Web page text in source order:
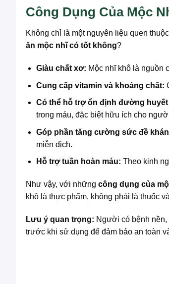
Công Dụng Của Mộc
Không chỉ là một nguyên liệu quen
ăn mộc nhĩ có tốt không?
Giàu chất xơ: Mộc nhĩ khô là nguồn
Cung cấp vitamin và khoáng chất:
Có thể hỗ trợ ổn định đường
trong máu, đặc biệt hữu ích cho
Góp phần tăng cường sức đề
miễn dịch.
Hỗ trợ tuần hoàn máu: Theo kinh
Như vậy, với những công dụng của
khô là thực phẩm, không phải là thuốc
Lưu ý quan trọng: Người có bệnh nền,
trước khi sử dụng để đảm bảo an toàn